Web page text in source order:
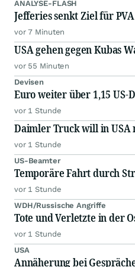
ANALYSE-FLASH
Jefferies senkt Ziel für
vor 7 Minuten
USA gehen gegen Kubas
vor 55 Minuten
Devisen
Euro weiter über 1,15 US-
vor 1 Stunde
Daimler Truck will in USA
vor 1 Stunde
US-Beamter
Temporäre Fahrt durch
vor 1 Stunde
WDH/Russische Angriffe
Tote und Verletzte in der
vor 1 Stunde
USA
Annäherung bei